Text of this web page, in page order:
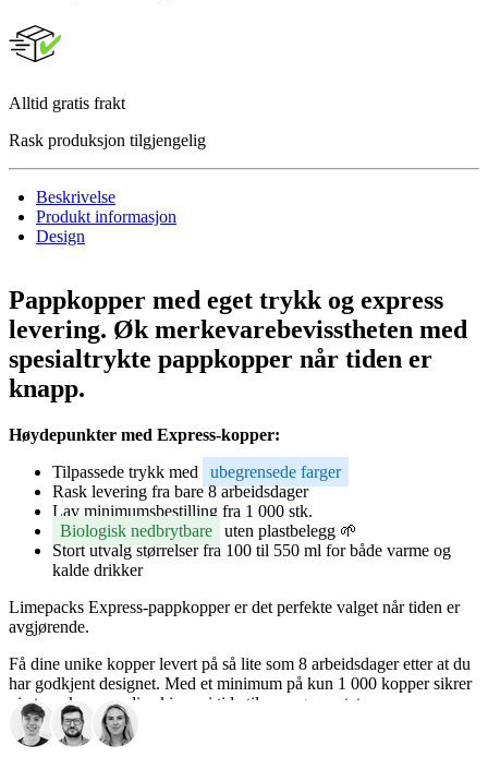
Alltid gratis frakt
Rask produksjon tilgjengelig
Beskrivelse
Produkt informasjon
Design
Pappkopper med eget trykk og express
levering. Øk merkevarebevisstheten med
spesialtrykte pappkopper når tiden er
knapp.
Høydepunkter med Express-kopper:
Tilpassede trykk med
ubegrensede farger
Rask levering fra bare 8 arbeidsdager
Lav minimumsbestilling fra 1 000 stk.
Biologisk nedbrytbare
uten plastbelegg 🌱
Stort utvalg størrelser fra 100 til 550 ml for både varme og
kalde drikker
Limepacks Express-pappkopper er det perfekte valget når tiden er
avgjørende.
Få dine unike kopper levert på så lite som 8 arbeidsdager etter at du
har godkjent designet. Med et minimum på kun 1 000 kopper sikrer
vi at merkevaren din skinner i tide til arrangementet.
Velg leveringsplanen som passer din frist, legg til